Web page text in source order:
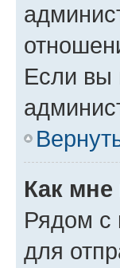
Если вы
Как
Рядом с
для